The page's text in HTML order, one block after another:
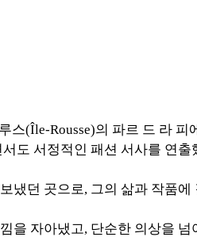
(Île-Rousse)의 파르 드 라
도 서정적인 패션 서사를 연출
던 곳으로, 그의 삶과 작품
을 자아냈고, 단순한 의상을 넘